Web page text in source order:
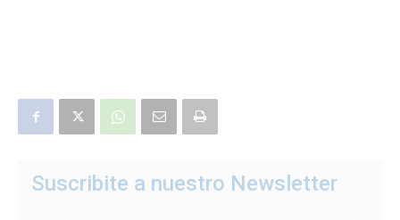
Suscribite a nuestro Newsletter